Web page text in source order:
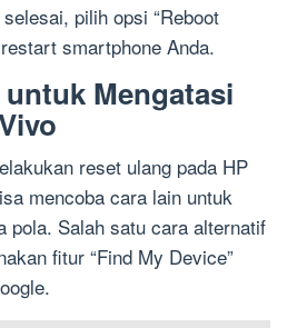
pilih opsi “Reboot
smartphone Anda.
Mengatasi
reset ulang pada HP
mencoba cara lain untuk
pola. Salah satu cara alternatif
fitur “Find My Device”